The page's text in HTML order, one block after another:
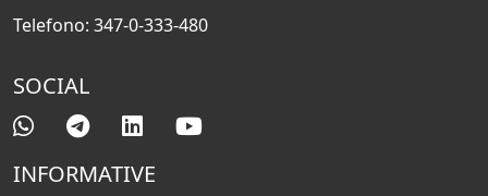
Telefono: 347-0-333-480
SOCIAL
INFORMATIVE